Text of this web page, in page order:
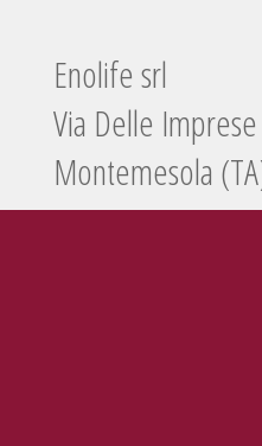
Enolife srl
Via Delle
Montemesola